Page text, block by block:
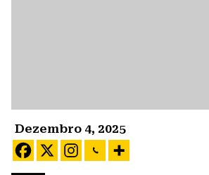
Dezembro 4, 2025